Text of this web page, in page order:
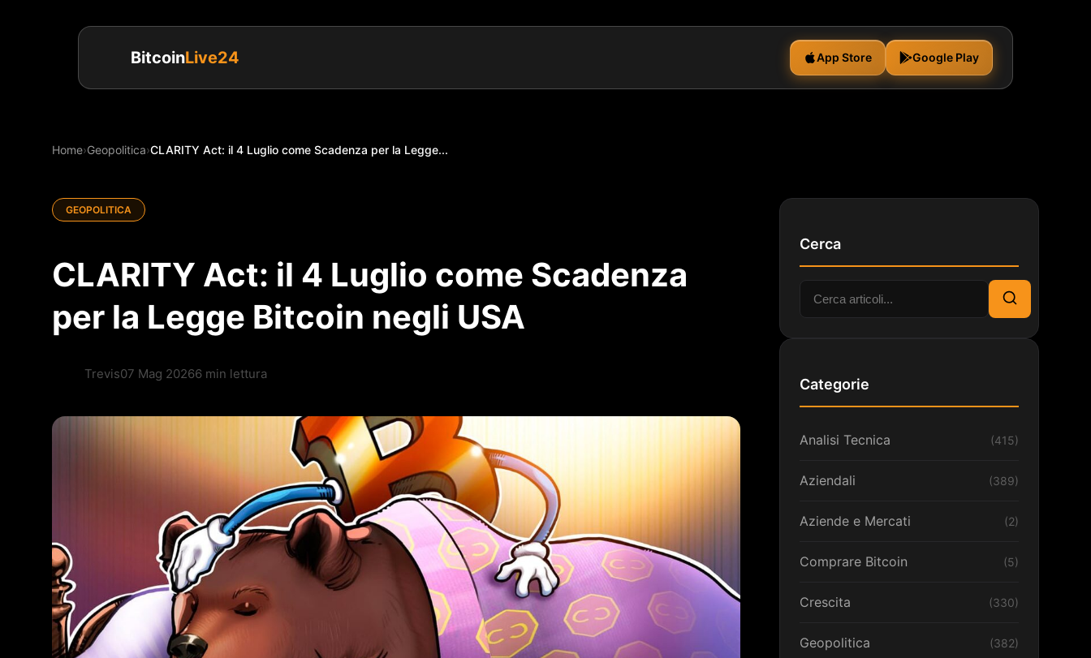
BitcoinLive24 App Store Google Play
Home›Geopolitica›CLARITY Act: il 4 Luglio come Scadenza per la Legge...
GEOPOLITICA
CLARITY Act: il 4 Luglio come Scadenza
per la Legge Bitcoin negli USA
Trevis07 Mag 20266 min lettura
Cerca
Cerca:
Cerca
Categorie
Analisi Tecnica (415)
Aziendali (389)
Aziende e Mercati (2)
Comprare Bitcoin (5)
Crescita (330)
Geopolitica (382)